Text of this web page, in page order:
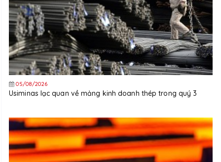
05/08/2026
Usiminas lạc quan về mảng kinh doanh thép trong quý 3